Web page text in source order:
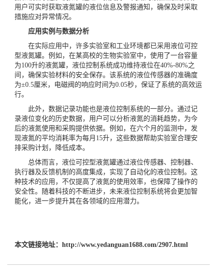
用户可实时获取液氮罐的液位信息及警报通知，确保及时采取
措施应对异常情况。
应用实例与数据分析
在实际应用中，许多实验室和工业环境都已采用液位可控
型液氮罐。例如，在某高校的生物实验室中，使用了一台容量
为100升的液氮罐，液位控制系统成功维持液位在40%-80%之
间，确保实验材料的安全保存。该系统的液位传感器的准确度
为±0.5厘米，电磁阀的响应时间为0.05秒，保证了系统的高效运
行。
此外，数据记录功能也是液位控制系统的一部分。通过记
录液位变化的历史数据，用户可以分析液氮的消耗趋势，为今
后的液氮使用和采购提供依据。例如，在六个月的监测中，发
现液氮的平均消耗率为每月15升，这些数据帮助实验室合理安
排采购计划，降低成本。
总体而言，液位可控型液氮罐通过液位传感器、控制器、
执行器及反馈机制的高度集成，实现了自动化的液位控制。这
种技术的应用，不仅提高了液氮的使用效率，也保障了操作的
安全性。随着科技的不断进步，未来液位控制系统将会更加智
能化，进一步提升其在各领域的应用潜力。
本文链接地址： http://www.yedanguan1688.com/2907.html